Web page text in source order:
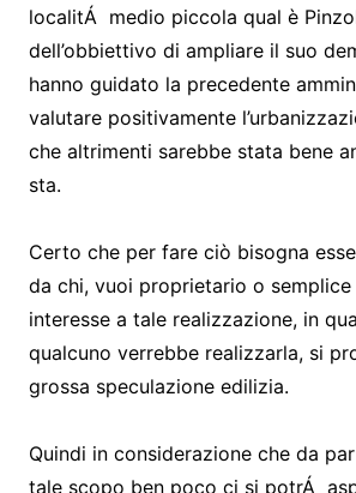
localitÁ medio piccola qual è
dell’obbiettivo di ampliare il suo
hanno guidato la precedente
valutare positivamente
che altrimenti sarebbe stata bene
sta.
Certo che per fare ciò bisogna
da chi, vuoi proprietario o
interesse a tale realizzazione, in
qualcuno verrebbe realizzarla, si
grossa speculazione edilizia.
Quindi in considerazione che da
tale scopo ben poco ci si potrÁ